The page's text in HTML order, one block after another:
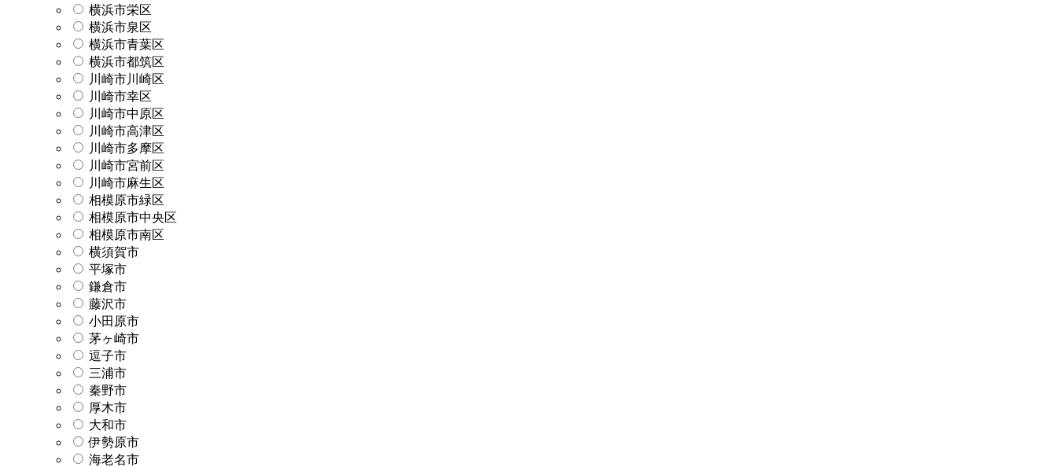
横浜市栄区
横浜市泉区
横浜市青葉区
横浜市都筑区
川崎市川崎区
川崎市幸区
川崎市中原区
川崎市高津区
川崎市多摩区
川崎市宮前区
川崎市麻生区
相模原市緑区
相模原市中央区
相模原市南区
横須賀市
平塚市
鎌倉市
藤沢市
小田原市
茅ヶ崎市
逗子市
三浦市
秦野市
厚木市
大和市
伊勢原市
海老名市